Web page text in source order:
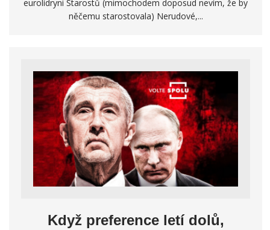
eurolídryni Starostů (mimochodem doposud nevím, že by
něčemu starostovala) Nerudové,...
Když preference letí dolů,